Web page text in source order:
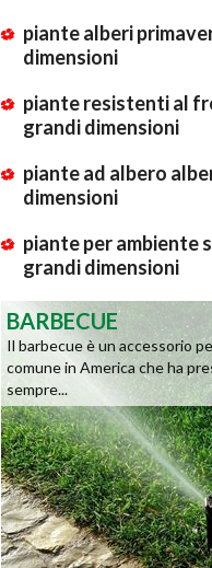
piante alberi
dimensioni
piante resistenti al
grandi dimensioni
piante ad albero
dimensioni
piante per ambiente
grandi dimensioni
BARBECUE
Il barbecue è un accessorio
comune in America che ha
sempre...